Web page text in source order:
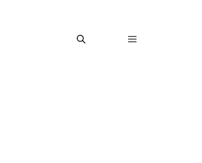
MENU